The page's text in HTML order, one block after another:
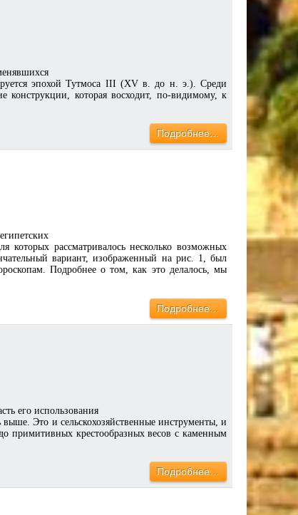
эпохой Тутмоса III (XV в. до н. э.). Среди
конструкции, которая восходит, по-видимому, к
Подробнее…
которых рассматривалось несколько возможных
вариант, изображенный на рис. 1, был
Подробнее о том, как это делалось, мы
Подробнее…
его использования
Это и сельскохозяйственные инструменты, и
примитивных крестообразных весов с каменным
Подробнее…